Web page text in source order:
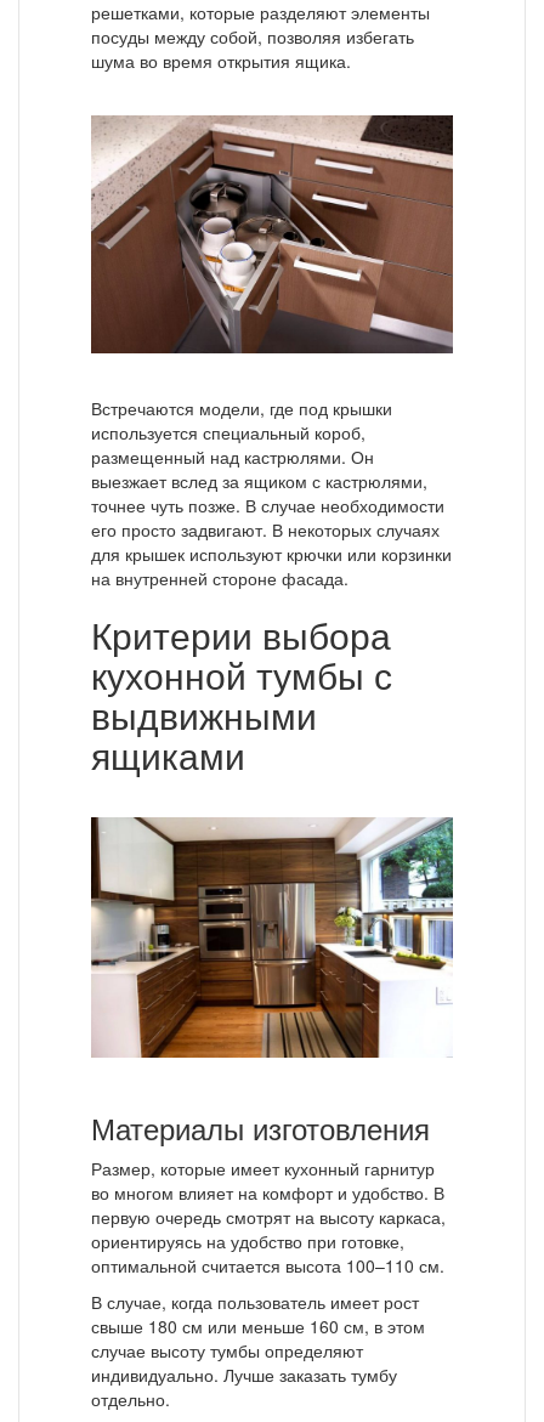
решетками, которые разделяют элементы
посуды между собой, позволяя избегать
шума во время открытия ящика.
Встречаются модели, где под крышки
используется специальный короб,
размещенный над кастрюлями. Он
выезжает вслед за ящиком с кастрюлями,
точнее чуть позже. В случае необходимости
его просто задвигают. В некоторых случаях
для крышек используют крючки или корзинки
на внутренней стороне фасада.
Критерии выбора
кухонной тумбы с
выдвижными
ящиками
Материалы изготовления
Размер, которые имеет кухонный гарнитур
во многом влияет на комфорт и удобство. В
первую очередь смотрят на высоту каркаса,
ориентируясь на удобство при готовке,
оптимальной считается высота 100–110 см.
В случае, когда пользователь имеет рост
свыше 180 см или меньше 160 см, в этом
случае высоту тумбы определяют
индивидуально. Лучше заказать тумбу
отдельно.